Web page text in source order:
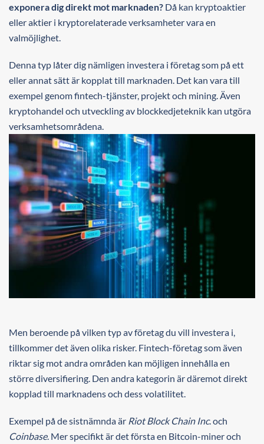
exponera dig direkt mot marknaden? Då kan kryptoaktier
eller aktier i kryptorelaterade verksamheter vara en
valmöjlighet.
Denna typ låter dig nämligen investera i företag som på ett
eller annat sätt är kopplat till marknaden. Det kan vara till
exempel genom fintech-tjänster, projekt och mining. Även
kryptohandel och utveckling av blockkedjeteknik kan utgöra
verksamhetsområdena.
Men beroende på vilken typ av företag du vill investera i,
tillkommer det även olika risker. Fintech-företag som även
riktar sig mot andra områden kan möjligen innehålla en
större diversifiering. Den andra kategorin är däremot direkt
kopplad till marknadens och dess volatilitet.
Exempel på de sistnämnda är Riot Block Chain Inc. och
Coinbase. Mer specifikt är det första en Bitcoin-miner och